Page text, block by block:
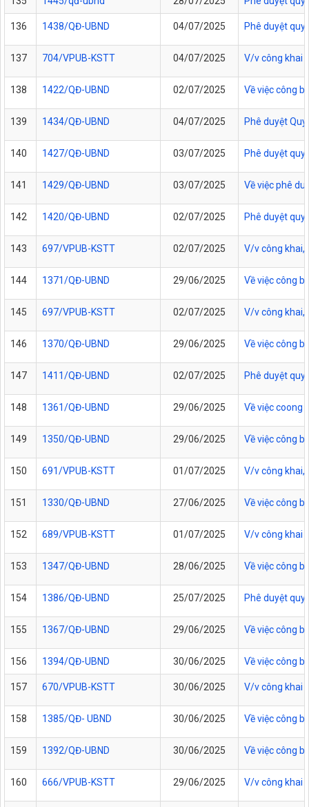
136 1438/QĐ-UBND 04/07/2025 Phê duyệt
137 704/VPUB-KSTT 04/07/2025 V/v công khai
138 1422/QĐ-UBND 02/07/2025 Về việc công
139 1434/QĐ-UBND 04/07/2025 Phê duyệt
140 1427/QĐ-UBND 03/07/2025 Phê duyệt
141 1429/QĐ-UBND 03/07/2025 Về việc phê
142 1420/QĐ-UBND 02/07/2025 Phê duyệt
143 697/VPUB-KSTT 02/07/2025 V/v công khai,
144 1371/QĐ-UBND 29/06/2025 Về việc công
145 697/VPUB-KSTT 02/07/2025 V/v công khai,
146 1370/QĐ-UBND 29/06/2025 Về việc công
147 1411/QĐ-UBND 02/07/2025 Phê duyệt
148 1361/QĐ-UBND 29/06/2025 Về việc coong
149 1350/QĐ-UBND 29/06/2025 Về việc công
150 691/VPUB-KSTT 01/07/2025 V/v công khai,
151 1330/QĐ-UBND 27/06/2025 Về việc công
152 689/VPUB-KSTT 01/07/2025 V/v công khai
153 1347/QĐ-UBND 28/06/2025 Về việc công
154 1386/QĐ-UBND 25/07/2025 Phê duyệt
155 1367/QĐ-UBND 29/06/2025 Về việc công
156 1394/QĐ-UBND 30/06/2025 Về việc công
157 670/VPUB-KSTT 30/06/2025 V/v công khai
158 1385/QĐ- UBND 30/06/2025 Về việc công
159 1392/QĐ-UBND 30/06/2025 Về việc công
160 666/VPUB-KSTT 29/06/2025 V/v công khai